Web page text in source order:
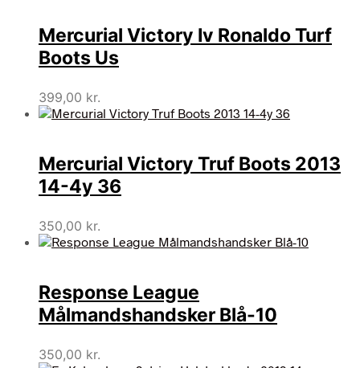
Mercurial Victory Iv Ronaldo Turf
Boots Us
399,00 kr.
Mercurial Victory Truf Boots 2013
14-4y 36
350,00 kr.
Response League
Målmandshandsker Blå-10
350,00 kr.